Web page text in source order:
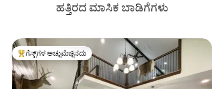
ಹತ್ತಿರದ ಮಾಸಿಕ ಬಾಡಿಗೆಗಳು
ಗೆಸ್ಟ್‌ಗಳಿಗೆ ಅತಿ ಹೆಚ್ಚು ಅಚ್ಚುಮೆಚ್ಚಿನದು
ಗೆಸ್ಟ್‌ಗಳ ಅಚ್ಚುಮೆಚ್ಚಿನದು